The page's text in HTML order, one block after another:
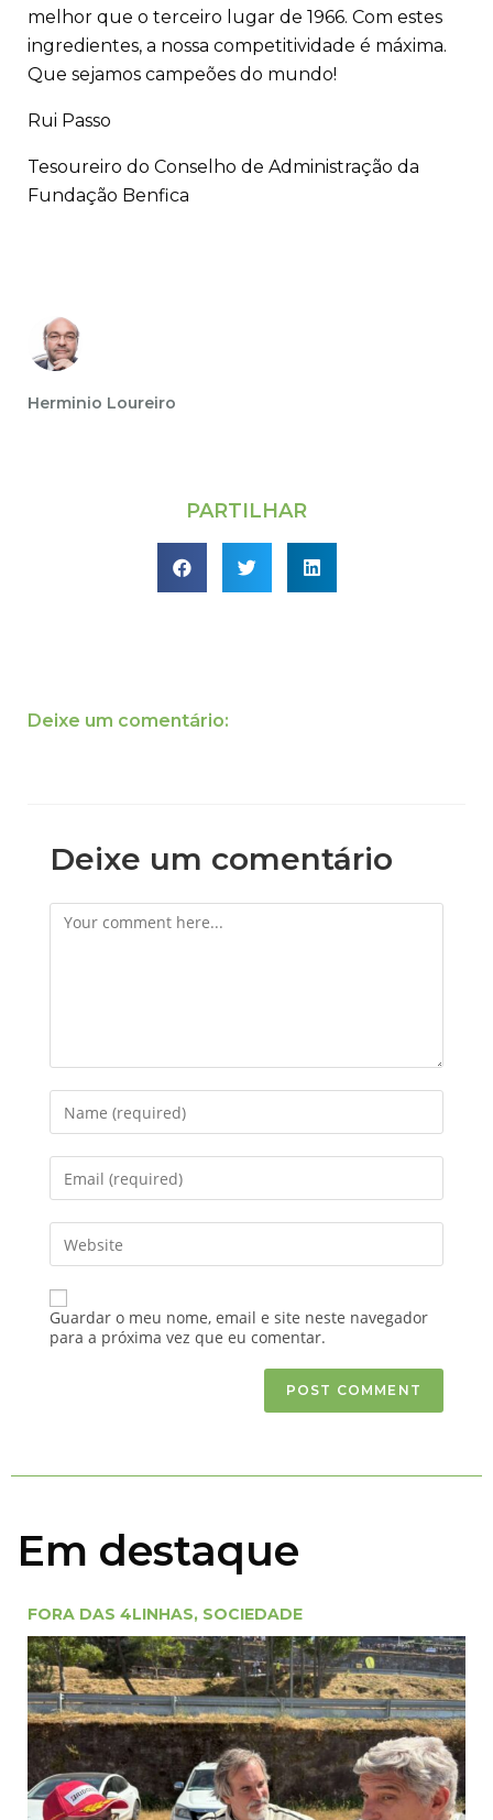
melhor que o terceiro lugar de 1966. Com estes
ingredientes, a nossa competitividade é máxima.
Que sejamos campeões do mundo!
Rui Passo
Tesoureiro do Conselho de Administração da
Fundação Benfica
Herminio Loureiro
PARTILHAR
Deixe um comentário:
Deixe um comentário
Guardar o meu nome, email e site neste navegador
para a próxima vez que eu comentar.
Em destaque
FORA DAS 4LINHAS, SOCIEDADE